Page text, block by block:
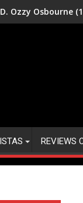
Ozzy Osbourne
REVIEWS